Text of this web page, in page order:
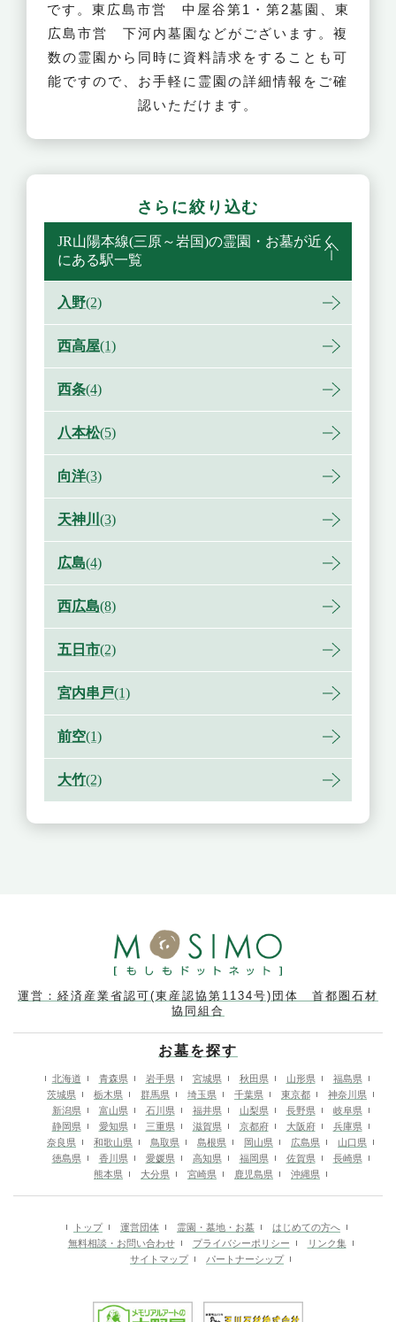
です。東広島市営 中屋谷第1・第2墓園、東
広島市営 下河内墓園などがございます。複
数の霊園から同時に資料請求をすることも可
能ですので、お手軽に霊園の詳細情報をご確
認いただけます。
さらに絞り込む
JR山陽本線(三原～岩国)の霊園・お墓が近く
にある駅一覧
入野(2)
西高屋(1)
西条(4)
八本松(5)
向洋(3)
天神川 (3)
広島(4)
西広島(8)
五日市(2)
宮内串戸(1)
前空(1)
大竹(2)
運営：経済産業省認可(東産認協第1134号)団体 首都圏石材
協同組合
お墓を探す
北海道 青森県 岩手県 宮城県 秋田県 山形県
福島県
茨城県
栃木県 群馬県 埼玉県 千葉県 東京都
神奈川県
新潟県
富山県 石川県 福井県 山梨県 長野県
岐阜県
静岡県
愛知県 三重県 滋賀県 京都府 大阪府
兵庫県
奈良県
和歌山県 鳥取県 島根県 岡山県 広島県
山口県
徳島県
香川県 愛媛県 高知県 福岡県 佐賀県
長崎県
熊本県
大分県 宮崎県 鹿児島県 沖縄県
トップ 運営団体 霊園・墓地・お墓
はじめての方へ
無料相談・お問い合わせ
プライバシーポリシー
リンク集
サイトマップ
パートナーシップ